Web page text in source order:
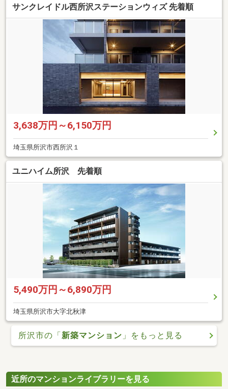
サンクレイドル西所沢ステーションウィズ 先着順
3,638万円～6,150万円
埼玉県所沢市西所沢１
ユニハイム所沢 先着順
5,490万円～6,890万円
埼玉県所沢市大字北秋津
所沢市の「新築マンション 」をもっと見る
近所のマンションライブラリーを見る